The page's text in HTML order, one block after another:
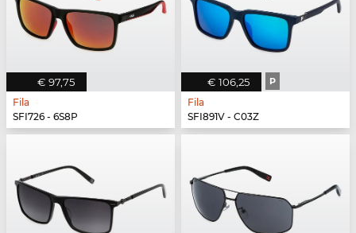
€ 97,75
Fila
SFI726 - 6S8P
€ 106,25 P
Fila
SFI891V - C03Z